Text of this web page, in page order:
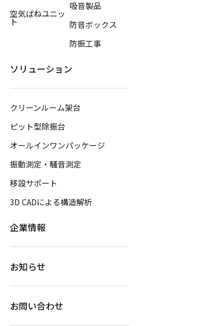
空気ばねユニッ
ト
吸音製品
防音ボックス
防振工事
ソリューション
クリーンルーム架台
ピット型除振台
オールインワンパッケージ
振動測定・騒音測定
移設サポート
3D CADによる構造解析
企業情報
お知らせ
お問い合わせ